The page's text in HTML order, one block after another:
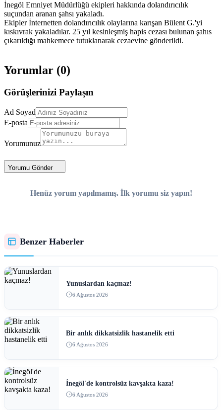
İnegöl Emniyet Müdürlüğü ekipleri hakkında dolandırıcılık
suçundan aranan şahsı yakaladı.
Ekipler İnternetten dolandırıcılık olaylarına karışan Bülent G.'yi
kıskıvrak yakaladılar. 25 yıl kesinleşmiş hapis cezası bulunan şahıs
çıkarıldığı mahkemece tutuklanarak cezaevine gönderildi.
Yorumlar (0)
Görüşlerinizi Paylaşın
Ad Soyad
E-posta
Yorumunuz
Yorumu Gönder
Henüz yorum yapılmamış. İlk yorumu siz yapın!
Benzer Haberler
Yunuslardan kaçmaz!
6 Ağustos 2026
Bir anlık dikkatsizlik hastanelik etti
6 Ağustos 2026
İnegöl'de kontrolsüz kavşakta kaza!
6 Ağustos 2026